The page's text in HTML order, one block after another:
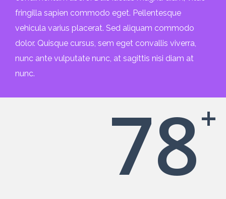
fringilla sapien commodo eget. Pellentesque
vehicula varius placerat. Sed aliquam commodo
dolor. Quisque cursus, sem eget convallis viverra,
nunc ante vulputate nunc, at sagittis nisi diam at
nunc.
78+